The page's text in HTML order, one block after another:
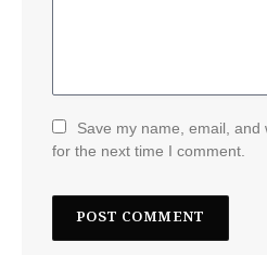
Save my name, email,
for the next time I comment.